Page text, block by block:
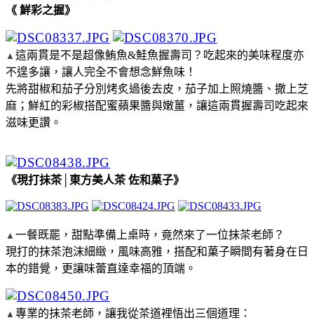
《 鮮彩之握》
▲ 這兩貫是不是超像鮪魚&鮭魚握壽司？吃起來的美味程度亦
不遑多讓，讓人完全不會想念鮮魚味！
先將甜椒和茄子分別烤炙過後去皮，茄子加上照燒醬、撒上芝
麻；鮮紅的彩椒搭配蜜蘋果醬與嫩薑，讓這兩貫握壽司吃起來
滋味更讚。
《現打抺茶│東方美人茶 佐和菓子》
▲ 一餐既罷，甜點準備上桌時，竟然來了一位抹茶老師？
現打的抹茶泡沫細緻，風味高雅，搭配和菓子瞬間有著身在日
本的錯覺，更讓味蕾直達幸福的頂端。
▲ 專業的抹茶老師，讓我從茶道裡悟出三個道理：